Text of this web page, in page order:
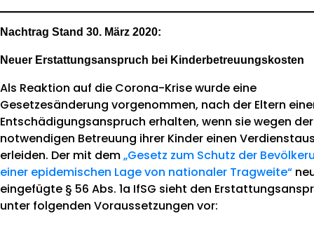
Nachtrag Stand 30. März 2020:
Neuer Erstattungsanspruch bei Kinderbetreuungskosten
Als Reaktion auf die Corona-Krise wurde eine
Gesetzesänderung vorgenommen, nach der Eltern
Entschädigungsanspruch erhalten, wenn sie wegen der
notwendigen Betreuung ihrer Kinder einen
erleiden. Der mit dem„Gesetz zum Schutz der
einer epidemischen Lage von nationaler Tragweite“
eingefügte § 56 Abs. 1a IfSG sieht den
unter folgenden Voraussetzungen vor: